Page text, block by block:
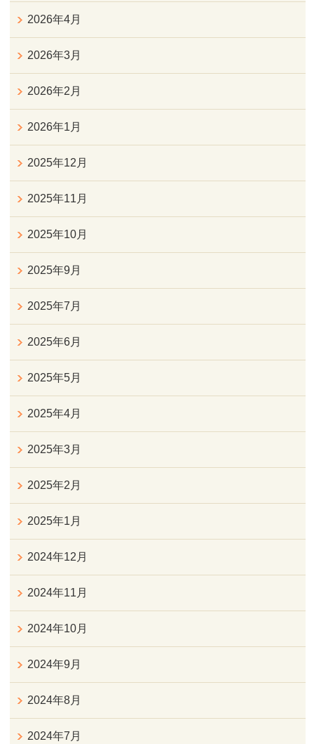
2026年4月
2026年3月
2026年2月
2026年1月
2025年12月
2025年11月
2025年10月
2025年9月
2025年7月
2025年6月
2025年5月
2025年4月
2025年3月
2025年2月
2025年1月
2024年12月
2024年11月
2024年10月
2024年9月
2024年8月
2024年7月